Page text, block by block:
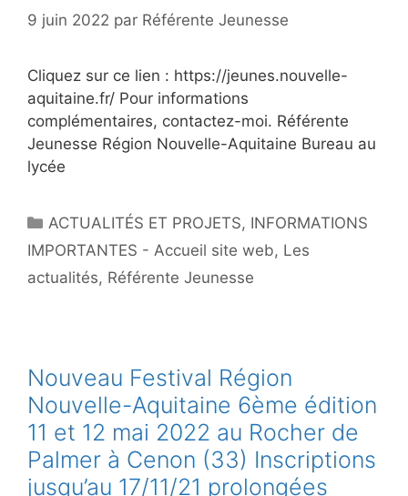
9 juin 2022 par Référente Jeunesse
Cliquez sur ce lien : https://jeunes.nouvelle-
aquitaine.fr/ Pour informations
complémentaires, contactez-moi. Référente
Jeunesse Région Nouvelle-Aquitaine Bureau au
lycée
ACTUALITÉS ET PROJETS, INFORMATIONS
IMPORTANTES - Accueil site web, Les
actualités, Référente Jeunesse
Nouveau Festival Région
Nouvelle-Aquitaine 6ème édition
11 et 12 mai 2022 au Rocher de
Palmer à Cenon (33) Inscriptions
jusqu’au 17/11/21 prolongées